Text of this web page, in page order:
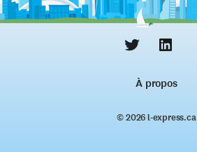
À propos
© 2026 l‑express.ca